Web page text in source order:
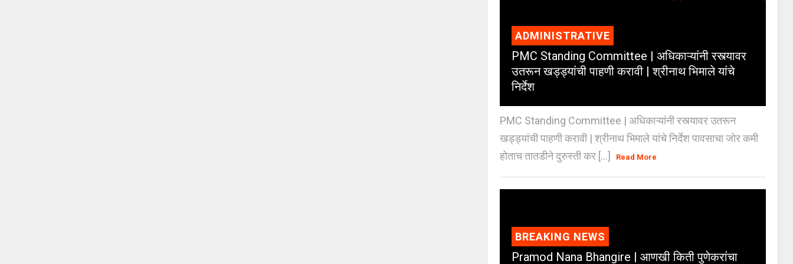
ADMINISTRATIVE
PMC Standing Committee | अधिकाऱ्यांनी रस्त्यावर
उतरून खड्ड्यांची पाहणी करावी | श्रीनाथ भिमाले यांचे
निर्देश
PMC Standing Committee | अधिकाऱ्यांनी रस्त्यावर उतरून
खड्ड्यांची पाहणी करावी | श्रीनाथ भिमाले यांचे निर्देश पावसाचा जोर कमी
होताच तातडीने दुरुस्ती कर [...]
Read More
BREAKING NEWS
Pramod Nana Bhangire | आणखी किती पुणेकरांचा